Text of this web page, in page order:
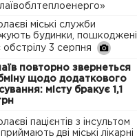
міські служби
будинки, пошкоджені
обстрілу 3 серпня
повторно звернеться
щодо додаткового
місту бракує 1,1
пацієнтів з інсультом
дві міські лікарні